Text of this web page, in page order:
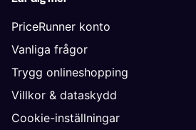
PriceRunner konto
Vanliga frågor
Trygg onlineshopping
Villkor & dataskydd
Cookie-inställningar